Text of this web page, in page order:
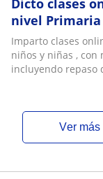
Dicto clases
nivel Primaria
Imparto clases
niños y niñas , con
incluyendo repaso
ver más